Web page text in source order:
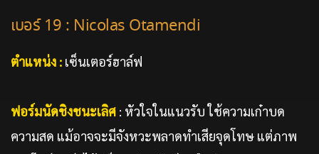
เบอร์ 19 : Nicolas Otamendi
ตำแหน่ง : เซ็นเตอร์ฮาล์ฟ
ฟอร์มนัดชิงชนะเลิศ : หัวใจในแนวรับ ใช้ความเก๋าบด
ความสด แม้อาจจะมีจังหวะพลาดทำเสียจุดโทษ แต่ภาพ